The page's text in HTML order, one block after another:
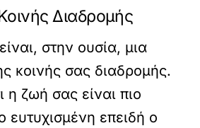
Διαδρομής
στην ουσία, μια
κοινής σας διαδρομής.
η ζωή σας είναι πιο
ευτυχισμένη επειδή ο